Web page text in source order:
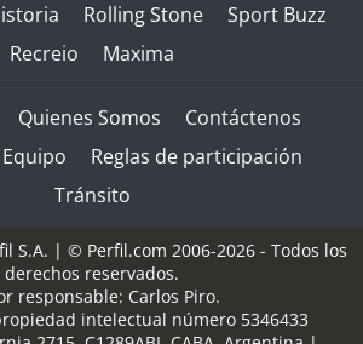
Rolling Stone
Sport Buzz
Recreio
Maxima
Quienes Somos
Contáctenos
Equipo
Reglas de participación
Tránsito
S.A. | © Perfil.com 2006-2026 - Todos los
derechos reservados.
responsable: Carlos Piro.
intelectual número 5346433